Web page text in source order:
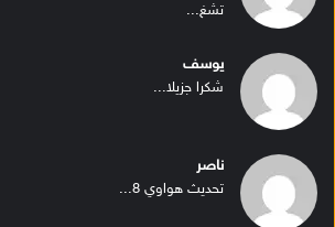
تشغ...
يوسف
شكرا جزيلا...
ناصر
تحديث هواوي 8...